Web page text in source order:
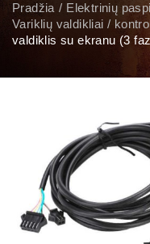
Pradžia / Elektrinių
Variklių valdikliai /
valdiklis su ekranu (3